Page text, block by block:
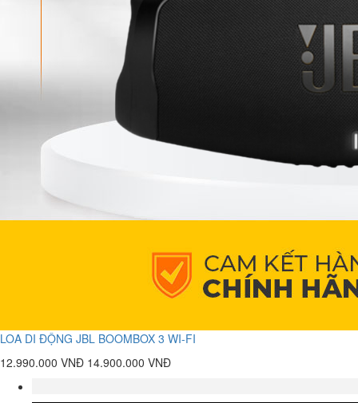
LOA DI ĐỘNG JBL BOOMBOX 3 WI-FI
12.990.000 VNĐ 14.900.000 VNĐ